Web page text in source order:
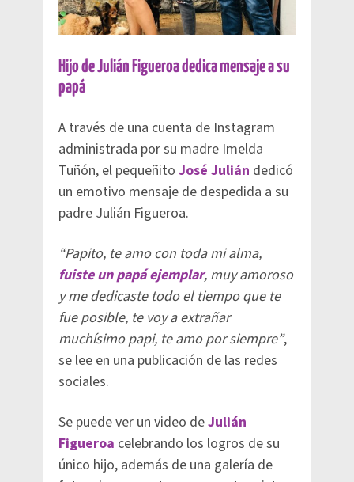
Hijo de Julián Figueroa dedica mensaje a su
papá
A través de una cuenta de Instagram
administrada por su madre Imelda
Tuñón, el pequeñito José Julián dedicó
un emotivo mensaje de despedida a su
padre Julián Figueroa.
“Papito, te amo con toda mi alma,
fuiste un papá ejemplar, muy amoroso
y me dedicaste todo el tiempo que te
fue posible, te voy a extrañar
muchísimo papi, te amo por siempre”,
se lee en una publicación de las redes
sociales.
Se puede ver un video deJulián
Figueroa celebrando los logros de su
único hijo, además de una galería de